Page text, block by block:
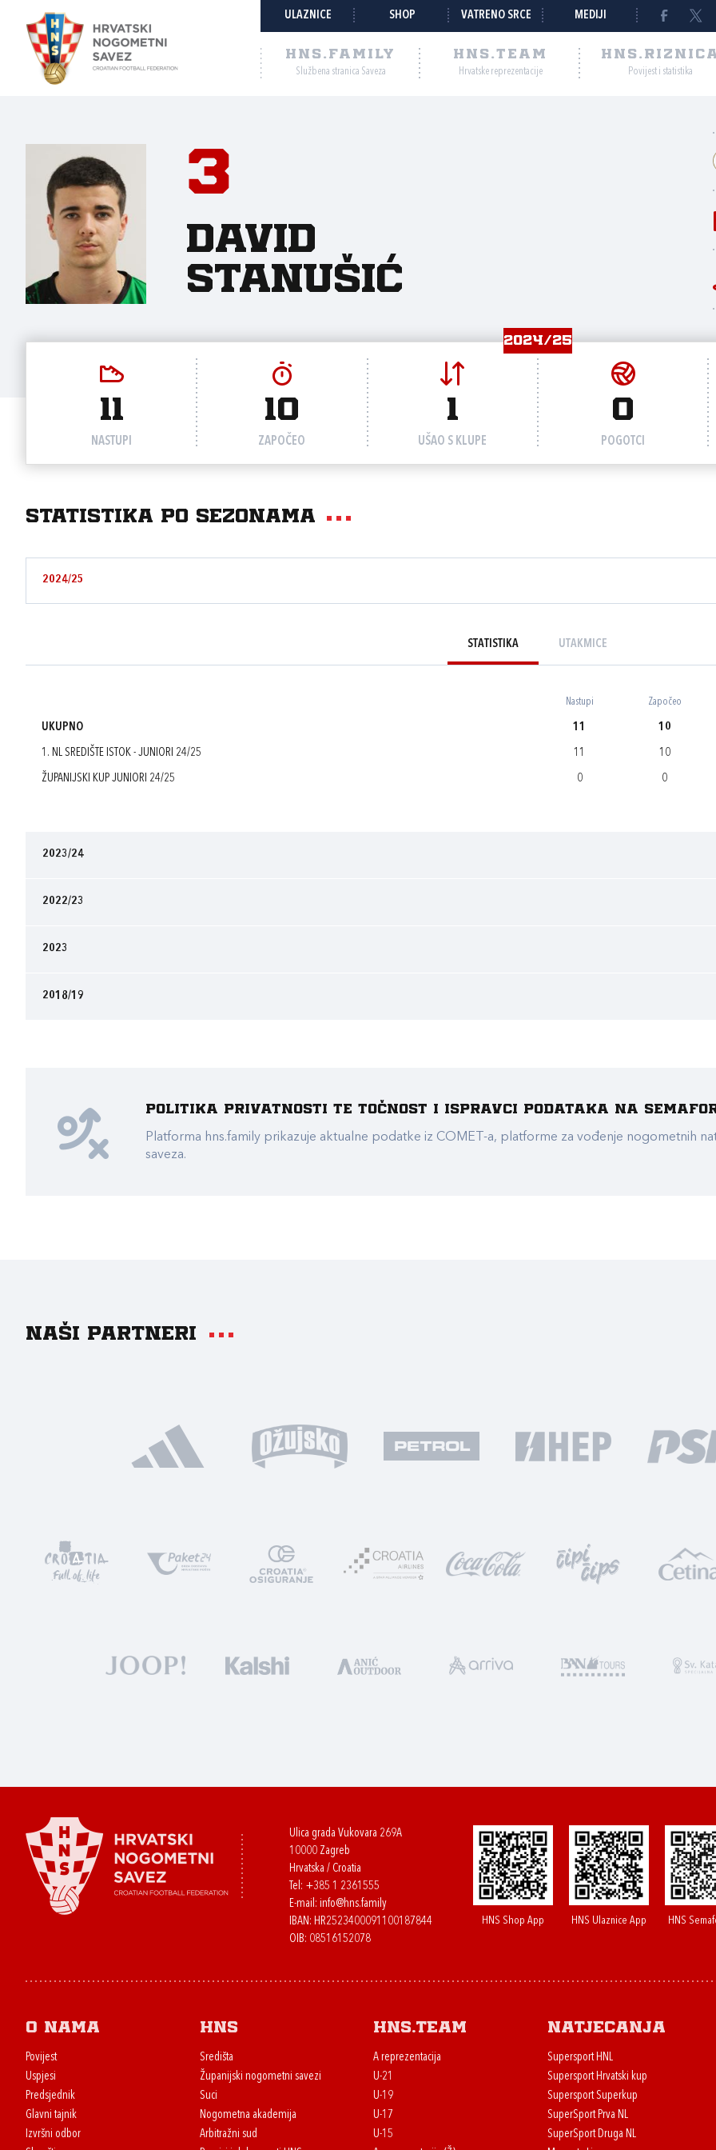
ULAZNICE SHOP VATRENO SRCE MEDIJI
HNS.FAMILY
Službena stranica Saveza
HNS.TEAM
Hrvatske reprezentacije Povijest i statistika
3
David
Stanušić
2024/25
11
NASTUPI
10
ZAPOČEO
1
UŠAO S KLUPE
0
POGOTCI
Statistika po sezonama
2024/25
STATISTIKA UTAKMICE
Nastupi Započeo
UKUPNO 11 10
1. NL SREDIŠTE ISTOK - JUNIORI 24/25 11 10
ŽUPANIJSKI KUP JUNIORI 24/25 0 0
2023/24
2022/23
2023
2018/19
Politika privatnosti te točnost i ispravci podataka na
Platforma hns.family prikazuje aktualne podatke iz COMET-a, platforme za vođenje nogometnih
saveza.
Naši partneri
Ulica grada Vukovara 269A
10000 Zagreb
Hrvatska / Croatia
Tel: +385 1 2361555
E-mail: info@hns.family
IBAN: HR2523400091100187844
OIB: 08516152078
HNS Shop App HNS Ulaznice App HNS
O nama
Povijest
Uspjesi
Predsjednik
Glavni tajnik
Izvršni odbor
HNS
Središta
Županijski nogometni savezi
Suci
Nogometna akademija
Arbitražni sud
HNS.team
A reprezentacija
U-21
U-19
U-17
U-15
Natjecanja
Supersport HNL
Supersport Hrvatski kup
Supersport Superkup
SuperSport Prva NL
SuperSport Druga NL